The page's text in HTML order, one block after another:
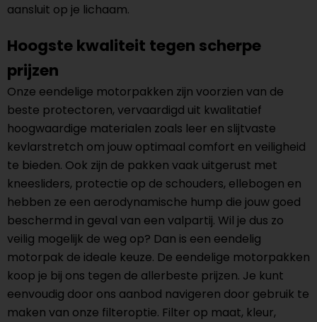
aansluit op je lichaam.
Hoogste kwaliteit tegen scherpe
prijzen
Onze eendelige motorpakken zijn voorzien van de
beste protectoren, vervaardigd uit kwalitatief
hoogwaardige materialen zoals leer en slijtvaste
kevlarstretch om jouw optimaal comfort en veiligheid
te bieden. Ook zijn de pakken vaak uitgerust met
kneesliders, protectie op de schouders, ellebogen en
hebben ze een aerodynamische hump die jouw goed
beschermd in geval van een valpartij. Wil je dus zo
veilig mogelijk de weg op? Dan is een eendelig
motorpak de ideale keuze. De eendelige motorpakken
koop je bij ons tegen de allerbeste prijzen. Je kunt
eenvoudig door ons aanbod navigeren door gebruik te
maken van onze filteroptie. Filter op maat, kleur,